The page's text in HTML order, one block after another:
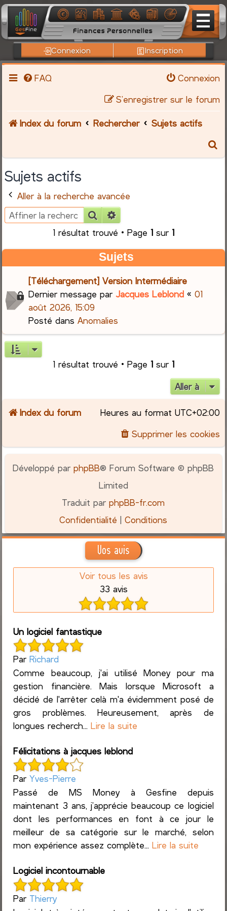
Connexion Inscription
FAQ
Connexion
S’enregistrer sur le forum
Index du forum Rechercher
Sujets actifs
r
c
r
Sujets actifs
Aller à la recherche avancée
Rechercher
1 résultat trouvé • Page 1 sur 1
Sujets
[Téléchargement] Version Intermédiaire
Dernier message parJacques Leblond «01
août 2026, 15:09
Posté dansAnomalies
1 résultat trouvé • Page 1 sur 1
Aller à
Index du forum Heures au format UTC+02:00
Supprimer les cookies
Développé parphpBB® Forum Software © phpBB
Limited
Traduit parphpBB-fr.com
Confidentialité |Conditions
Vos avis
Voir tous les avis
33 avis
Un logiciel fantastique
ParRichard
Comme beaucoup, j'ai utilisé Money pour ma
gestion financière. Mais lorsque Microsoft a
décidé de l'arrêter celà m'a évidemment posé de
gros problèmes. Heureusement, après de
longues recherch...Lire la suite
Félicitations à jacques leblond
ParYves-Pierre
Passé de MS Money à Gesfine depuis
maintenant 3 ans, j’apprécie beaucoup ce logiciel
dont les performances en font à ce jour le
meilleur de sa catégorie sur le marché, selon
mon expérience assez complète...Lire la suite
Logiciel incontournable
Par Thierry